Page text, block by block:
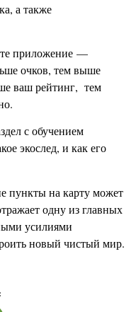
а также
приложение —
очков, тем выше
ваш рейтинг, тем
с обучением
экослед, и как его
пункты на карту может
одну из главных
усилиями
новый чистый мир.